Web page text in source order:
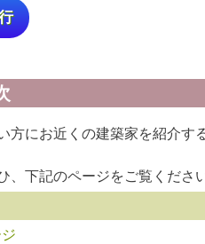
方にお近くの建築家を紹介す
下記のページをご覧ください